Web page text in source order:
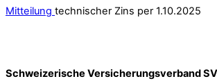
Mitteilung technischer Zins per 1.10.2025
Schweizerische Versicherungsverband